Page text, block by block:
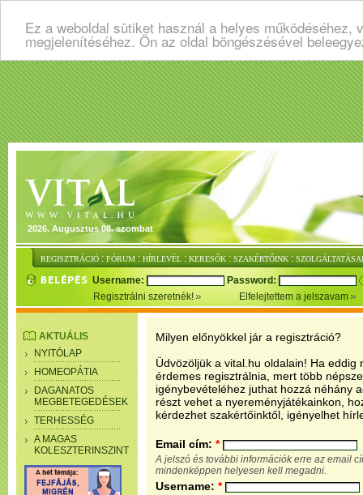
Ez a weboldal sütiket használ a helyes
megjelenítéséhez. Ön az oldal böngészésével
2026. Augusztus 08. szombat
REGISZTRÁCIÓ : FÓRUM : HÍRLEVÉL : KERESŐK : SZAKÉRTŐINK :
Username:
Password:
Regisztrálni szeretnék!
Elfelejtettem a jelszavam
AKTUÁLIS
NYITÓLAP
HOMEOPÁTIA
DAGANATOS
MEGBETEGEDÉSEK
TERHESSÉG
A MAGAS
KOLESZTERINSZINT
Milyen előnyökkel jár a regisztráció?
Üdvözöljük a vital.hu oldalain! Ha eddig
érdemes regisztrálnia, mert több
igénybevételéhez juthat hozzá néhány
részt vehet a nyereményjátékainkon,
kérdezhet szakértőinktől, igényelhet
Email cím: *
A jelszó és további információk erre az email
mindenképpen helyesen kell megadni.
Username: *